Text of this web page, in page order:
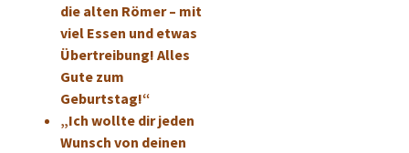
die alten Römer – mit
viel Essen und etwas
Übertreibung! Alles
Gute zum
Geburtstag!“
„Ich wollte dir jeden
Wunsch von deinen